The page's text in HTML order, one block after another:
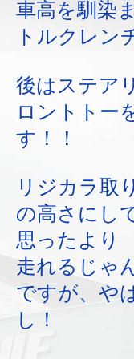
車高を馴染
トルクレン
後はステア
ロントトー
す！！
リジカラ取
の高さにし
思ったより
走れるじゃ
ですが、や
し！